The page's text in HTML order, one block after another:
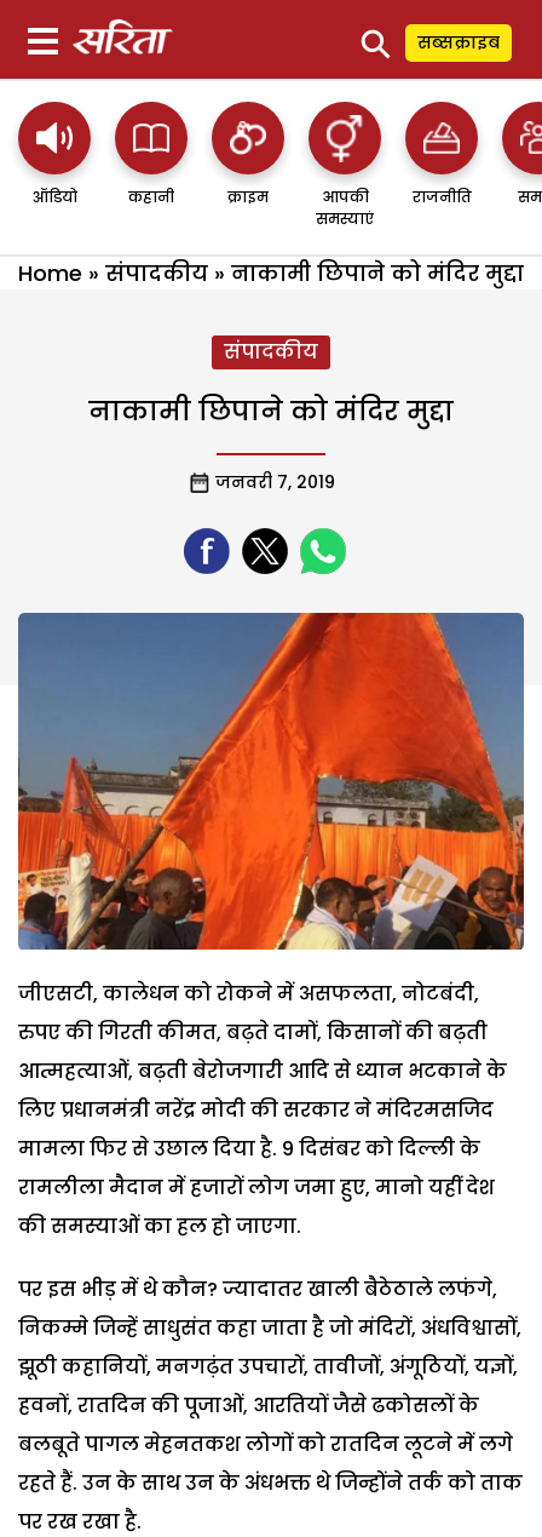
⚲ सब्सक्राइब
ऑडियो कहानी क्राइम
आपकी
समस्याएं
राजनीति
Home » संपादकीय » नाकामी छिपाने को मंदिर मुद्दा
संपादकीय
नाकामी छिपाने को मंदिर मुद्दा
जनवरी 7, 2019
जीएसटी, कालेधन को रोकने में असफलता, नोटबंदी,
रुपए की गिरती कीमत, बढ़ते दामों, किसानों की बढ़ती
आत्महत्याओं, बढ़ती बेरोजगारी आदि से ध्यान भटकाने के
लिए प्रधानमंत्री नरेंद्र मोदी की सरकार ने मंदिरमसजिद
मामला फिर से उछाल दिया है. 9 दिसंबर को दिल्ली के
रामलीला मैदान में हजारों लोग जमा हुए, मानो यहीं देश
की समस्याओं का हल हो जाएगा.
पर इस भीड़ में थे कौन? ज्यादातर खाली बैठेठाले लफंगे,
निकम्मे जिन्हें साधुसंत कहा जाता है जो मंदिरों, अंधविश्वासों,
झूठी कहानियों, मनगढ़ंत उपचारों, तावीजों, अंगूठियों, यज्ञों,
हवनों, रातदिन की पूजाओं, आरतियों जैसे ढकोसलों के
बलबूते पागल मेहनतकश लोगों को रातदिन लूटने में लगे
रहते हैं. उन के साथ उन के अंधभक्त थे जिन्होंने तर्क को ताक
पर रख रखा है.